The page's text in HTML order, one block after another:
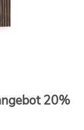
20%